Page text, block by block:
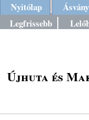
Nyitólap Ásvány
Legfrissebb
Újhuta és